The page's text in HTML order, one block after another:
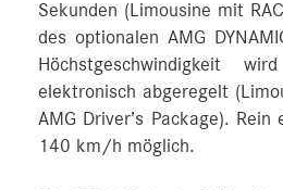
Sekunden (Limousine mit
des optionalen AMG
Höchstgeschwindigkeit
elektronisch abgeregelt
AMG Driver’s Package).
140 km/h möglich.